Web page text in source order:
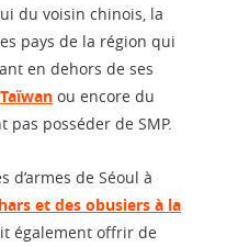
du voisin chinois, la
pays de la région qui
en dehors de ses
Taïwan ou encore du
pas posséder de SMP.
d’armes de Séoul à
et des obusiers à la
également offrir de